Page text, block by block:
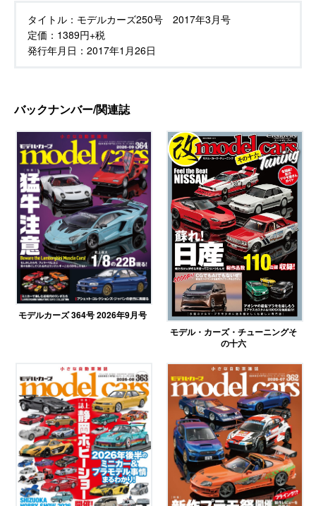
タイトル： モデルカーズ250号 2017年3月号
定価： 1389円+税
発行年月日： 2017年1月26日
バックナンバー/関連誌
モデルカーズ 364号 2026年9月号
モデル・カーズ・チューニングそ
の十六